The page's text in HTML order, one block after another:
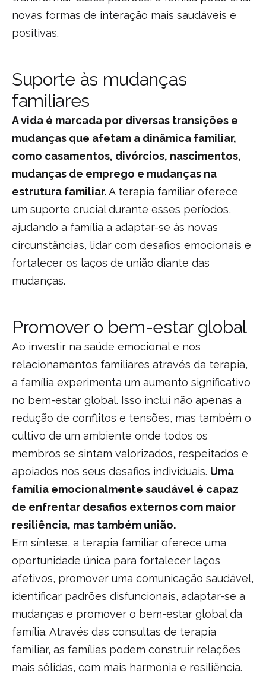
novas formas de interação mais saudáveis e
positivas.
Suporte às mudanças
familiares
A vida é marcada por diversas transições e
mudanças que afetam a dinâmica familiar,
como casamentos, divórcios, nascimentos,
mudanças de emprego e mudanças na
estrutura familiar.A terapia familiar oferece
um suporte crucial durante esses períodos,
ajudando a família a adaptar-se às novas
circunstâncias, lidar com desafios emocionais e
fortalecer os laços de união diante das
mudanças.
Promover o bem-estar global
Ao investir na saúde emocional e nos
relacionamentos familiares através da terapia,
a família experimenta um aumento significativo
no bem-estar global. Isso inclui não apenas a
redução de conflitos e tensões, mas também o
cultivo de um ambiente onde todos os
membros se sintam valorizados, respeitados e
apoiados nos seus desafios individuais. Uma
família emocionalmente saudável é capaz
de enfrentar desafios externos com maior
resiliência, mas também união.
Em síntese, a terapia familiar oferece uma
oportunidade única para fortalecer laços
afetivos, promover uma comunicação saudável,
identificar padrões disfuncionais, adaptar-se a
mudanças e promover o bem-estar global da
família. Através das consultas de terapia
familiar, as famílias podem construir relações
mais sólidas, com mais harmonia e resiliência.